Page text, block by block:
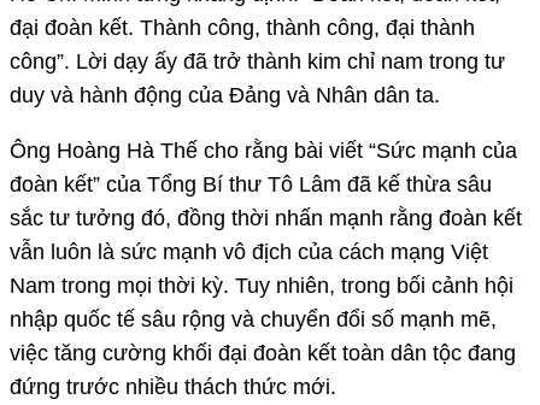
đại đoàn kết. Thành công, thành công, đại thành
công”. Lời dạy ấy đã trở thành kim chỉ nam trong tư
duy và hành động của Đảng và Nhân dân ta.
Ông Hoàng Hà Thế cho rằng bài viết “Sức mạnh của
đoàn kết” của Tổng Bí thư Tô Lâm đã kế thừa sâu
sắc tư tưởng đó, đồng thời nhấn mạnh rằng đoàn kết
vẫn luôn là sức mạnh vô địch của cách mạng Việt
Nam trong mọi thời kỳ. Tuy nhiên, trong bối cảnh hội
nhập quốc tế sâu rộng và chuyển đổi số mạnh mẽ,
việc tăng cường khối đại đoàn kết toàn dân tộc đang
đứng trước nhiều thách thức mới.